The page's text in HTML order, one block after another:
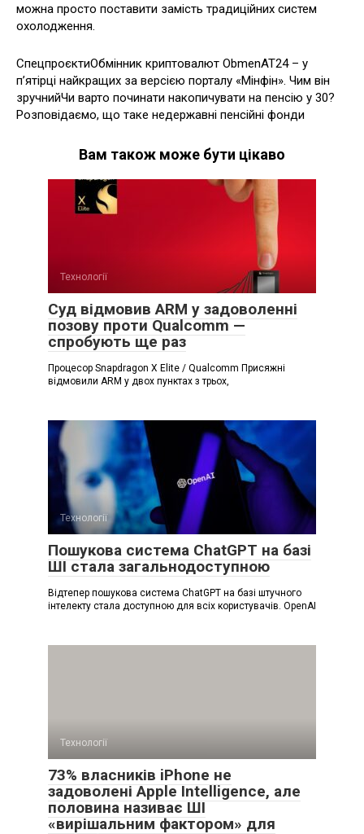
можна просто поставити замість традиційних систем
охолодження.
СпецпроєктиОбмінник криптовалют ObmenAT24 – у
п’ятірці найкращих за версією порталу «Мінфін». Чим він
зручнийЧи варто починати накопичувати на пенсію у 30?
Розповідаємо, що таке недержавні пенсійні фонди
Вам також може бути цікаво
Технології
Суд відмовив ARM у задоволенні
позову проти Qualcomm —
спробують ще раз
Процесор Snapdragon X Elite / Qualcomm Присяжні
відмовили ARM у двох пунктах з трьох,
Технології
Пошукова система ChatGPT на базі
ШІ стала загальнодоступною
Відтепер пошукова система ChatGPT на базі штучного
інтелекту стала доступною для всіх користувачів. OpenAI
Технології
73% власників iPhone не
задоволені Apple Intelligence, але
половина називає ШІ
«вирішальним фактором» для